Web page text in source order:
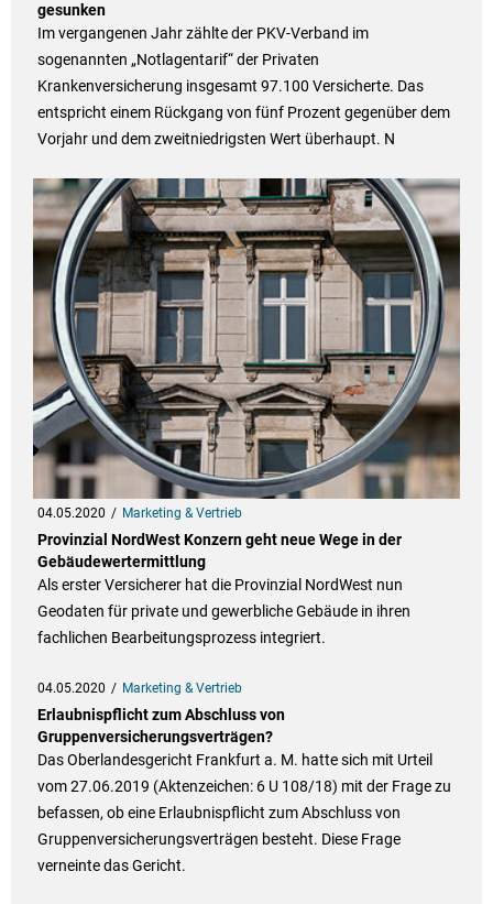
gesunken
Im vergangenen Jahr zählte der PKV-Verband im
sogenannten „Notlagentarif“ der Privaten
Krankenversicherung insgesamt 97.100 Versicherte. Das
entspricht einem Rückgang von fünf Prozent gegenüber dem
Vorjahr und dem zweitniedrigsten Wert überhaupt. N
04.05.2020 Marketing & Vertrieb
Provinzial NordWest Konzern geht neue Wege in der
Gebäudewertermittlung
Als erster Versicherer hat die Provinzial NordWest nun
Geodaten für private und gewerbliche Gebäude in ihren
fachlichen Bearbeitungsprozess integriert.
04.05.2020 Marketing & Vertrieb
Erlaubnispflicht zum Abschluss von
Gruppenversicherungsverträgen?
Das Oberlandesgericht Frankfurt a. M. hatte sich mit Urteil
vom 27.06.2019 (Aktenzeichen: 6 U 108/18) mit der Frage zu
befassen, ob eine Erlaubnispflicht zum Abschluss von
Gruppenversicherungsverträgen besteht. Diese Frage
verneinte das Gericht.